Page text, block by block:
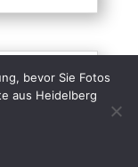
bevor Sie Fotos
aus Heidelberg